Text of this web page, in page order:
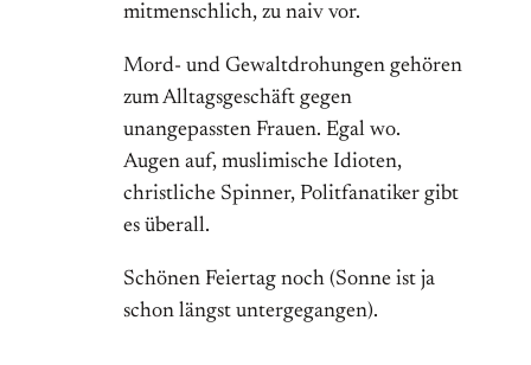
mitmenschlich, zu naiv vor.
Mord- und Gewaltdrohungen gehören
zum Alltagsgeschäft gegen
unangepassten Frauen. Egal wo.
Augen auf, muslimische Idioten,
christliche Spinner, Politfanatiker gibt
es überall.
Schönen Feiertag noch (Sonne ist ja
schon längst untergegangen).